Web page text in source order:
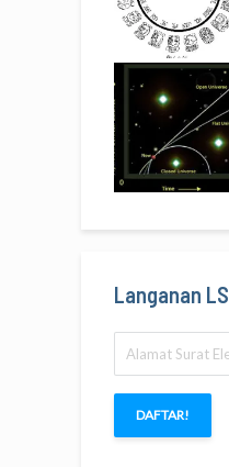
Langanan LS
Surat
Elektronik
DAFTAR!